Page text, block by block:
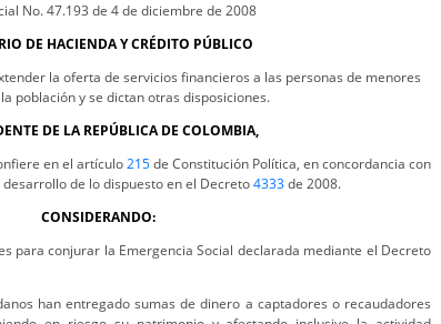
No. 47.193 de 4 de diciembre de 2008
DE HACIENDA Y CRÉDITO PÚBLICO
la oferta de servicios financieros a las personas de menores
población y se dictan otras disposiciones.
DE LA REPÚBLICA DE COLOMBIA,
en el artículo215de Constitución Política, en concordancia con
de lo dispuesto en el Decreto4333de 2008.
CONSIDERANDO:
para conjurar la Emergencia Social declarada mediante el Decreto
han entregado sumas de dinero a captadores o recaudadores